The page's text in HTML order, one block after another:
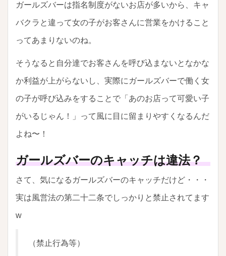
ガールズバーは指名制度がないお店が多いから、キャ
バクラと違って女の子がお客さんに営業をかけること
ってあまりないのね。
そうなると自分達でお客さんを呼び込まないとなかな
か利益が上がらないし、実際にガールズバーで働く女
の子が呼び込みをすることで「あのお店って可愛い子
がいるじゃん！」って風に目に留まりやすくなるんだ
よね〜！
ガールズバーのキャッチは違法？
さて、気になるガールズバーのキャッチだけど・・・
実は風営法の第二十二条でしっかりと禁止されてます
w
（禁止行為等）